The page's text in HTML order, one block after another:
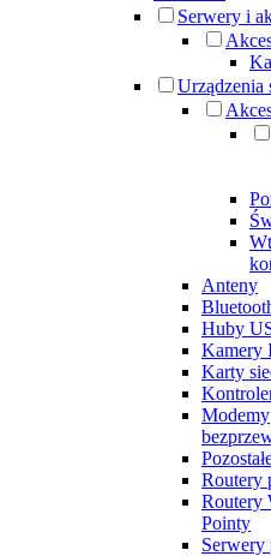
Serwery i
Urządzenia
Anteny
Huby
Kamery
Karty
Modemy
Routery
Routery
Pointy